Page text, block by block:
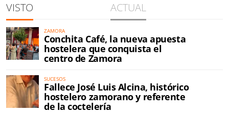
VISTO ACTUAL
ZAMORA
Conchita Café, la nueva apuesta
hostelera que conquista el
centro de Zamora
SUCESOS
Fallece José Luis Alcina, histórico
hostelero zamorano y referente
de la coctelería